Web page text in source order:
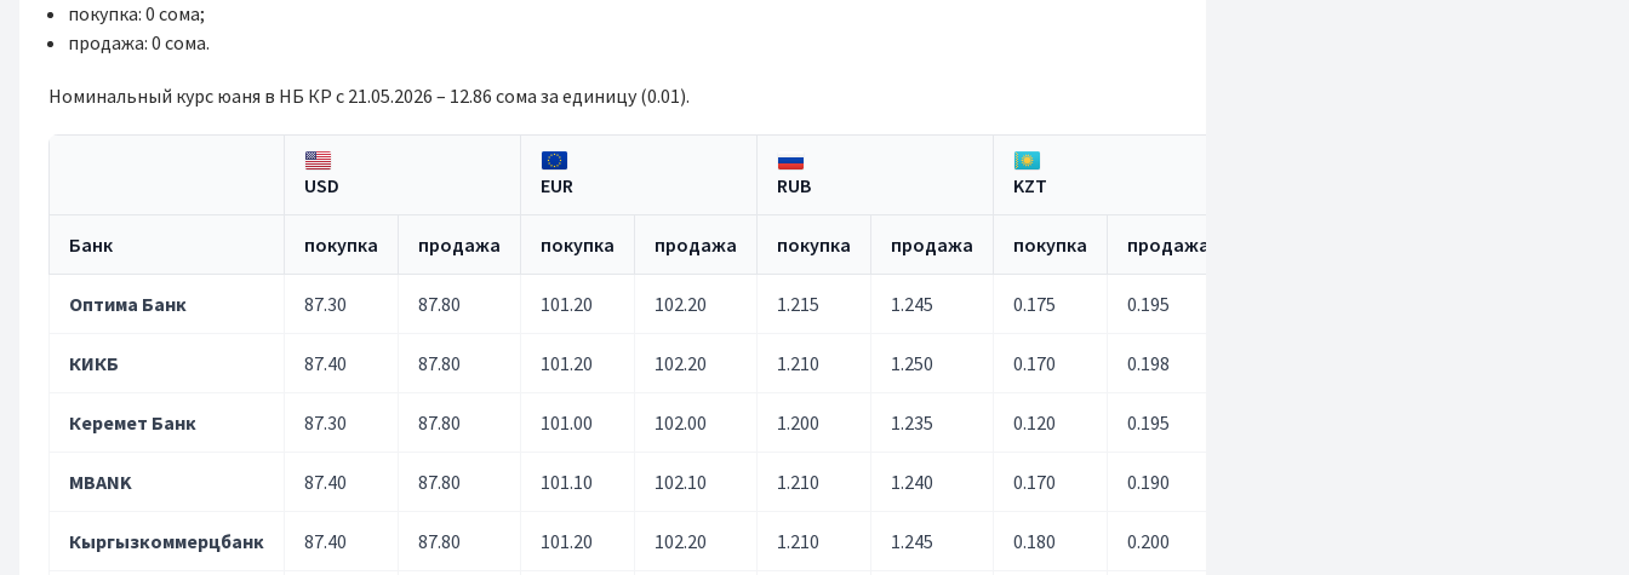
покупка: 0 сома;
продажа: 0 сома.
Номинальный курс юаня в НБ КР с 21.05.2026 – 12.86 сома за единицу (0.01).
USD EUR RUB KZT
Банк покупка продажа покупка продажа покупка продажа покупка продажа
Оптима Банк 87.30 87.80 101.20 102.20 1.215 1.245 0.175 0.195
КИКБ 87.40 87.80 101.20 102.20 1.210 1.250 0.170 0.198
Керемет Банк 87.30 87.80 101.00 102.00 1.200 1.235 0.120 0.195
MBANK 87.40 87.80 101.10 102.10 1.210 1.240 0.170 0.190
Кыргызкоммерцбанк 87.40 87.80 101.20 102.20 1.210 1.245 0.180 0.200